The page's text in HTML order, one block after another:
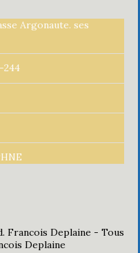
Argonaute. ses
244
Francois Deplaine - Tous
Deplaine